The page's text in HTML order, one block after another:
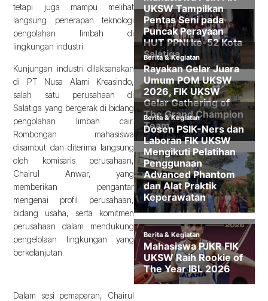
tetapi juga mampu melihat
langsung penerapan teknologi
pengolahan limbah di
lingkungan industri.
Kunjungan industri dilaksanakan
di PT Nusa Alami Kreasindo,
salah satu perusahaan di
Salatiga yang bergerak di bidang
pengolahan limbah cair.
Rombongan mahasiswa
disambut dan diterima langsung
oleh komisaris perusahaan,
Chairul Anwar, yang
memberikan pengantar
mengenai profil perusahaan,
bidang usaha, serta komitmen
perusahaan dalam mendukung
pengelolaan lingkungan yang
berkelanjutan.
Dalam sesi pemaparan, Chairul